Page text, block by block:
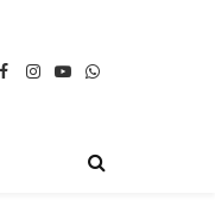
Facebook
Instagram
YouTubeWhatsApp